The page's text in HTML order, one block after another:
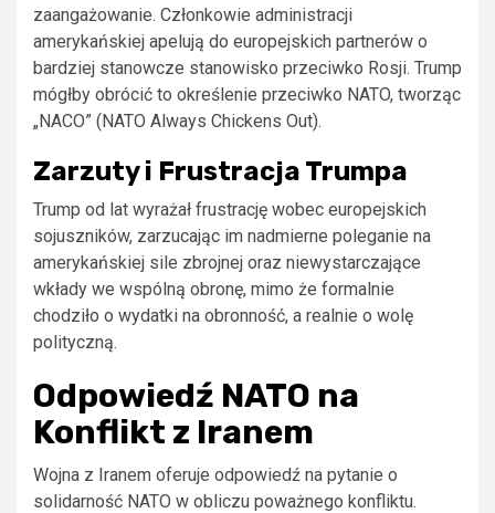
zaangażowanie. Członkowie administracji
amerykańskiej apelują do europejskich partnerów o
bardziej stanowcze stanowisko przeciwko Rosji. Trump
mógłby obrócić to określenie przeciwko NATO, tworząc
„NACO” (NATO Always Chickens Out).
Zarzuty i Frustracja Trumpa
Trump od lat wyrażał frustrację wobec europejskich
sojuszników, zarzucając im nadmierne poleganie na
amerykańskiej sile zbrojnej oraz niewystarczające
wkłady we wspólną obronę, mimo że formalnie
chodziło o wydatki na obronność, a realnie o wolę
polityczną.
Odpowiedź NATO na
Konflikt z Iranem
Wojna z Iranem oferuje odpowiedź na pytanie o
solidarność NATO w obliczu poważnego konfliktu.